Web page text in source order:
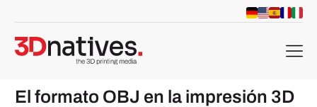
menu
El formato OBJ en la impresión 3D